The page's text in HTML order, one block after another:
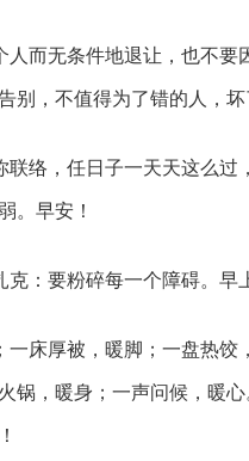
人而无条件地退让，也不要
别，不值得为了错的人，
络，任日子一天天这么过
。早安！
：要粉碎每一个障碍。早
一床厚被，暖脚；一盘热饺
锅，暖身；一声问候，暖